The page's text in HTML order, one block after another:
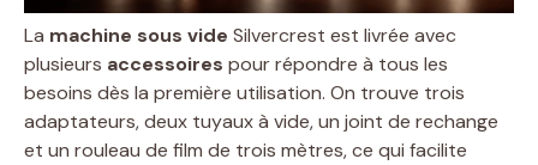
La machine sous vide Silvercrest est livrée avec
plusieurs accessoires pour répondre à tous les
besoins dès la première utilisation. On trouve trois
adaptateurs, deux tuyaux à vide, un joint de rechange
et un rouleau de film de trois mètres, ce qui facilite